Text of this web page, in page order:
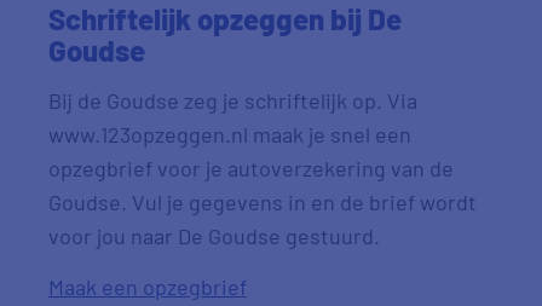
Schriftelijk opzeggen bij De
Goudse
Bij de Goudse zeg je schriftelijk op. Via
www.123opzeggen.nl maak je snel een
opzegbrief voor je autoverzekering van de
Goudse. Vul je gegevens in en de brief wordt
voor jou naar De Goudse gestuurd.
Maak een opzegbrief